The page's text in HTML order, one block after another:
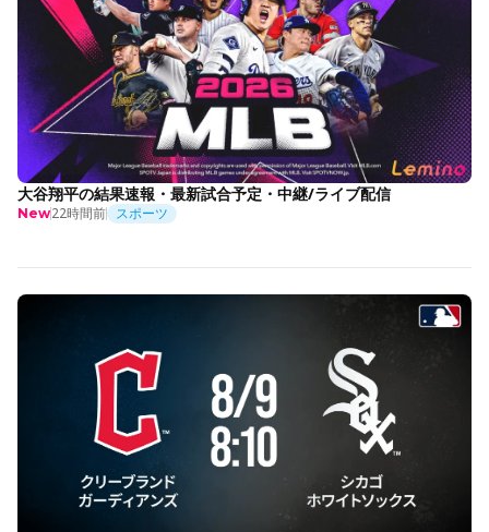
大谷翔平の結果速報・最新試合予定・中継/ライブ配信
New22時間前 スポーツ